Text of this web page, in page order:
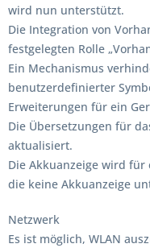
wird nun unterstützt.
Die Integration von
festgelegten Rolle
Ein Mechanismus
benutzerdefinierter
Erweiterungen für ein
Die Übersetzungen für
aktualisiert.
Die Akkuanzeige wird
die keine Akkuanzeige
Netzwerk
Es ist möglich, WLAN